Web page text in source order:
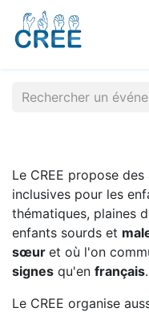
Le CREE propose
inclusives pour les
thématiques, plaines
enfants sourds et
sœur et où l'on
signes qu'en français.
Le CREE organise